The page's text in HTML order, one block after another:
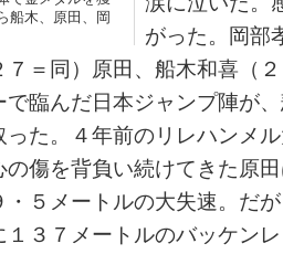
船木、原田、岡
がった。岡部
７＝同）原田、船木和喜（
で臨んだ日本ジャンプ陣が
った。４年前のリレハンメ
の傷を背負い続けてきた原
・５メートルの大失速。だ
１３７メートルのバッケン